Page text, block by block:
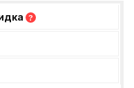
?